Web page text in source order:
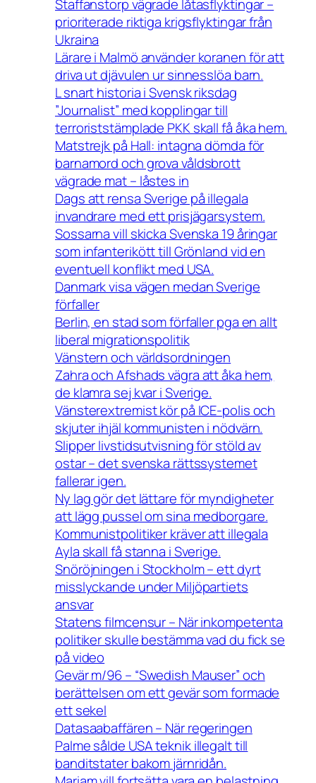
Staffanstorp vägrade låtasflyktingar –
prioriterade riktiga krigsflyktingar från
Ukraina
Lärare i Malmö använder koranen för att
driva ut djävulen ur sinnesslöa barn.
L snart historia i Svensk riksdag
”Journalist” med kopplingar till
terroriststämplade PKK skall få åka hem.
Matstrejk på Hall: intagna dömda för
barnamord och grova våldsbrott
vägrade mat – låstes in
Dags att rensa Sverige på illegala
invandrare med ett prisjägarsystem.
Sossarna vill skicka Svenska 19 åringar
som infanterikött till Grönland vid en
eventuell konflikt med USA.
Danmark visa vägen medan Sverige
förfaller
Berlin, en stad som förfaller pga en allt
liberal migrationspolitik
Vänstern och världsordningen
Zahra och Afshads vägra att åka hem,
de klamra sej kvar i Sverige.
Vänsterextremist kör på ICE-polis och
skjuter ihjäl kommunisten i nödvärn.
Slipper livstidsutvisning för stöld av
ostar – det svenska rättssystemet
fallerar igen.
Ny lag gör det lättare för myndigheter
att lägg pussel om sina medborgare.
Kommunistpolitiker kräver att illegala
Ayla skall få stanna i Sverige.
Snöröjningen i Stockholm – ett dyrt
misslyckande under Miljöpartiets
ansvar
Statens filmcensur – När inkompetenta
politiker skulle bestämma vad du fick se
på video
Gevär m/96 – “Swedish Mauser” och
berättelsen om ett gevär som formade
ett sekel
Datasaabaffären – När regeringen
Palme sålde USA teknik illegalt till
banditstater bakom järnridån.